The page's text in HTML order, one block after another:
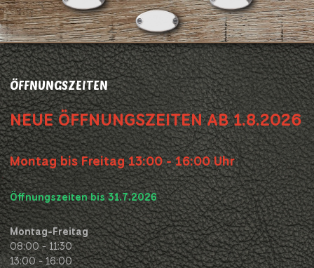
ÖFFNUNGSZEITEN
NEUE ÖFFNUNGSZEITEN AB 1.8.2026
Montag bis Freitag 13:00 - 16:00 Uhr
Öffnungszeiten bis 31.7.2026
Montag-Freitag
08:00 - 11:30
13:00 - 16:00